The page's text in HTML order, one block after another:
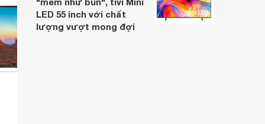
LED 55 inch với chất
lượng vượt mong đợi